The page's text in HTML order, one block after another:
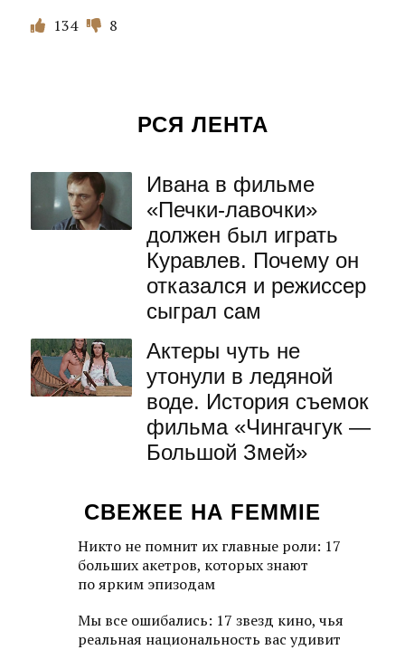
134 8
РСЯ ЛЕНТА
Ивана в фильме
«Печки-лавочки»
должен был играть
Куравлев. Почему он
отказался и режиссер
сыграл сам
Актеры чуть не
утонули в ледяной
воде. История съемок
фильма «Чингачгук —
Большой Змей»
СВЕЖЕЕ НА FEMMIE
Никто не помнит их главные роли: 17
больших акетров, которых знают
по ярким эпизодам
Мы все ошибались: 17 звезд кино, чья
реальная национальность вас удивит